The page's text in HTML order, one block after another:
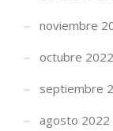
noviembre
octubre 2022
septiembre
agosto 2022